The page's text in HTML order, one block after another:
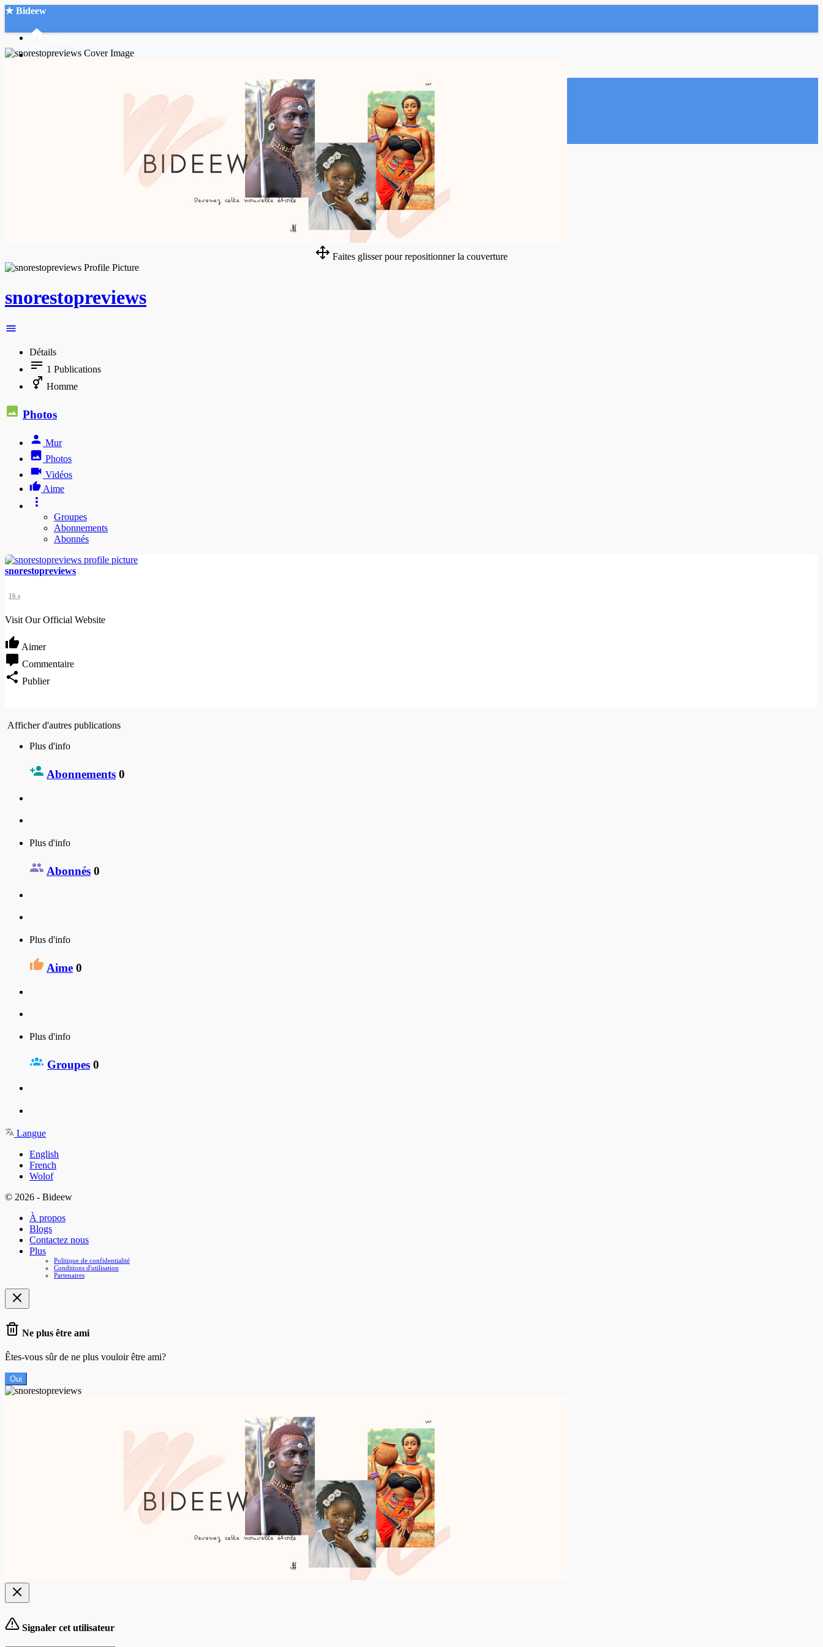
★ Bideew
Faites glisser pour repositionner la couverture
snorestopreviews
Détails
1 Publications
Homme
Photos
Mur
Photos
Vidéos
Aime
Groupes
Abonnements
Abonnés
snorestopreviews
16 s
Visit Our Official Website
Aimer
Commentaire
Publier
Afficher d'autres publications
Plus d'info
Abonnements 0
Plus d'info
Abonnés 0
Plus d'info
Aime 0
Plus d'info
Groupes 0
Langue
English
French
Wolof
© 2026 - Bideew
À propos
Blogs
Contactez nous
Plus
Politique de confidentialité
Conditions d'utilisation
Partenaires
Ne plus être ami
Êtes-vous sûr de ne plus vouloir être ami?
Oui
Signaler cet utilisateur